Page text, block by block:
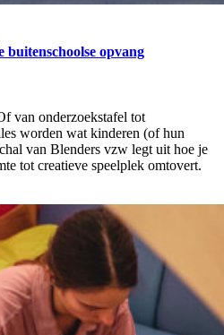
buitenschoolse opvang
van onderzoekstafel tot
worden wat kinderen (of hun
van Blenders vzw legt uit hoe je
tot creatieve speelplek omtovert.